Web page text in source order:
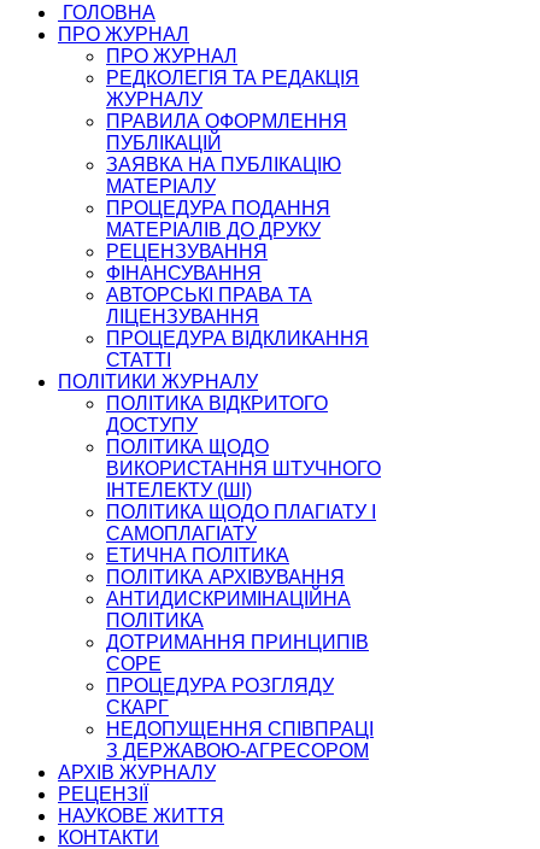
ГОЛОВНА
ПРО ЖУРНАЛ
ПРО ЖУРНАЛ
РЕДКОЛЕГІЯ ТА РЕДАКЦІЯ
ЖУРНАЛУ
ПРАВИЛА ОФОРМЛЕННЯ
ПУБЛІКАЦІЙ
ЗАЯВКА НА ПУБЛІКАЦІЮ
МАТЕРІАЛУ
ПРОЦЕДУРА ПОДАННЯ
МАТЕРІАЛІВ ДО ДРУКУ
РЕЦЕНЗУВАННЯ
ФІНАНСУВАННЯ
АВТОРСЬКІ ПРАВА ТА
ЛІЦЕНЗУВАННЯ
ПРОЦЕДУРА ВІДКЛИКАННЯ
СТАТТІ
ПОЛІТИКИ ЖУРНАЛУ
ПОЛІТИКА ВІДКРИТОГО
ДОСТУПУ
ПОЛІТИКА ЩОДО
ВИКОРИСТАННЯ ШТУЧНОГО
ІНТЕЛЕКТУ (ШІ)
ПОЛІТИКА ЩОДО ПЛАГІАТУ І
САМОПЛАГІАТУ
ЕТИЧНА ПОЛІТИКА
ПОЛІТИКА АРХІВУВАННЯ
АНТИДИСКРИМІНАЦІЙНА
ПОЛІТИКА
ДОТРИМАННЯ ПРИНЦИПІВ
COPE
ПРОЦЕДУРА РОЗГЛЯДУ
СКАРГ
НЕДОПУЩЕННЯ СПІВПРАЦІ
З ДЕРЖАВОЮ-АГРЕСОРОМ
АРХІВ ЖУРНАЛУ
РЕЦЕНЗІЇ
НАУКОВЕ ЖИТТЯ
КОНТАКТИ